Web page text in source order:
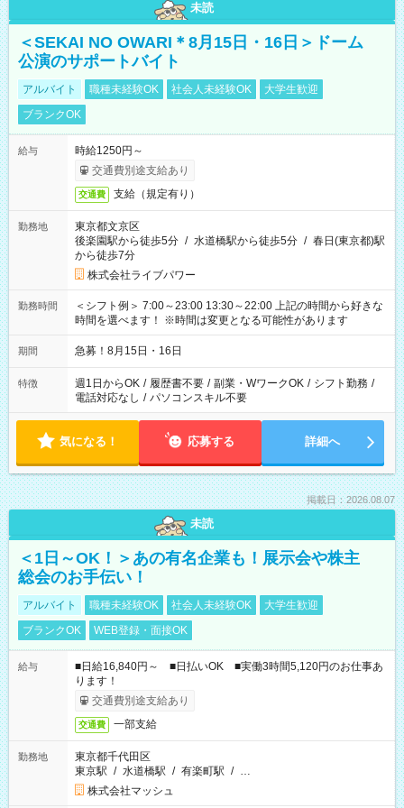
未読
＜SEKAI NO OWARI＊8月15日・16日＞ドーム
公演のサポートバイト
アルバイト 職種未経験OK 社会人未経験OK
大学生歓迎
ブランクOK
給与
時給1250円～
交通費別途支給あり
交通費 支給（規定有り）
勤務地
東京都文京区
後楽園駅から徒歩5分 / 水道橋駅から徒歩5分 / 春日(東京都)駅
から徒歩7分
株式会社ライブパワー
勤務時間
＜シフト例＞ 7:00～23:00 13:30～22:00 上記の時間から好きな
時間を選べます！ ※時間は変更となる可能性があります
期間 急募！8月15日・16日
特徴 週1日からOK / 履歴書不要 / 副業・WワークOK / シフト勤務 /
電話対応なし / パソコンスキル不要
気になる！ 応募する 詳細へ
掲載日：2026.08.07
未読
＜1日～OK！＞あの有名企業も！展示会や株主
総会のお手伝い！
アルバイト 職種未経験OK 社会人未経験OK
大学生歓迎
ブランクOK
WEB登録・面接OK
給与
■日給16,840円～ ■日払いOK ■実働3時間5,120円のお仕事あ
ります！
交通費別途支給あり
交通費 一部支給
勤務地
東京都千代田区
東京駅 / 水道橋駅 / 有楽町駅 / …
株式会社マッシュ